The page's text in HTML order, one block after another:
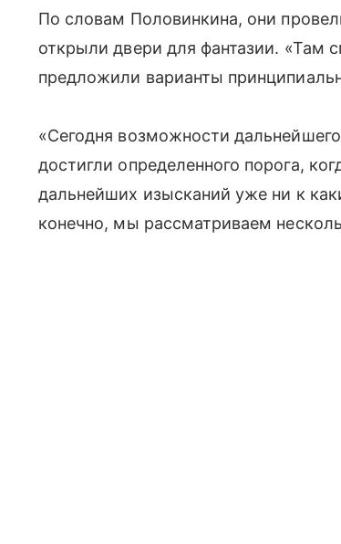
По словам Половинкина, они
открыли двери для фантазии. «Там
предложили варианты
«Сегодня возможности
достигли определенного порога,
дальнейших изысканий уже ни к
конечно, мы рассматриваем